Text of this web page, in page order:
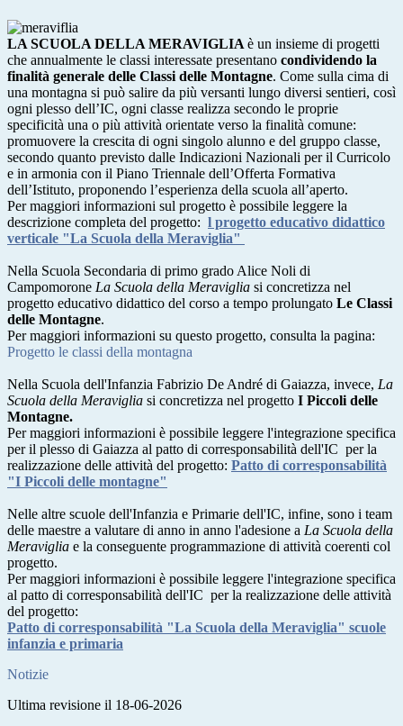
LA SCUOLA DELLA MERAVIGLIA è un insieme di progetti
che annualmente le classi interessate presentano condividendo la
finalità generale delle Classi delle Montagne. Come sulla cima di
una montagna si può salire da più versanti lungo diversi sentieri, così
ogni plesso dell’IC, ogni classe realizza secondo le proprie
specificità una o più attività orientate verso la finalità comune:
promuovere la crescita di ogni singolo alunno e del gruppo classe,
secondo quanto previsto dalle Indicazioni Nazionali per il Curricolo
e in armonia con il Piano Triennale dell’Offerta Formativa
dell’Istituto, proponendo l’esperienza della scuola all’aperto.
Per maggiori informazioni sul progetto è possibile leggere la
descrizione completa del progetto: l progetto educativo didattico
verticale "La Scuola della Meraviglia"
Nella Scuola Secondaria di primo grado Alice Noli di
Campomorone La Scuola della Meraviglia si concretizza nel
progetto educativo didattico del corso a tempo prolungato Le Classi
delle Montagne.
Per maggiori informazioni su questo progetto, consulta la pagina:
Progetto le classi della montagna
Nella Scuola dell'Infanzia Fabrizio De André di Gaiazza, invece, La
Scuola della Meraviglia si concretizza nel progetto I Piccoli delle
Montagne.
Per maggiori informazioni è possibile leggere l'integrazione specifica
per il plesso di Gaiazza al patto di corresponsabilità dell'IC per la
realizzazione delle attività del progetto: Patto di corresponsabilità
"I Piccoli delle montagne"
Nelle altre scuole dell'Infanzia e Primarie dell'IC, infine, sono i team
delle maestre a valutare di anno in anno l'adesione a La Scuola della
Meraviglia e la conseguente programmazione di attività coerenti col
progetto.
Per maggiori informazioni è possibile leggere l'integrazione specifica
al patto di corresponsabilità dell'IC per la realizzazione delle attività
del progetto:
Patto di corresponsabilità "La Scuola della Meraviglia" scuole
infanzia e primaria
Notizie
Ultima revisione il 18-06-2026